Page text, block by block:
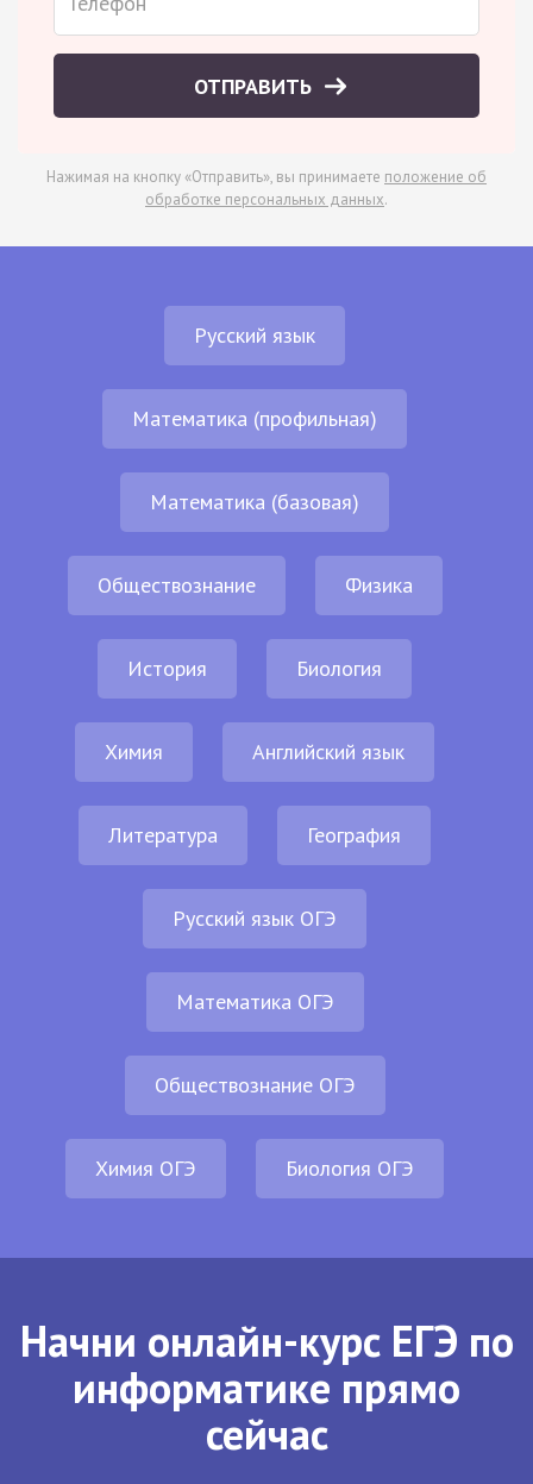
ОТПРАВИТЬ
Нажимая на кнопку «Отправить», вы принимаете положение об
обработке персональных данных.
Русский язык
Математика (профильная)
Математика (базовая)
Обществознание Физика
История Биология
Химия Английский язык
Литература География
Русский язык ОГЭ
Математика ОГЭ
Обществознание ОГЭ
Химия ОГЭ Биология ОГЭ
Начни онлайн-курс ЕГЭ по
информатике прямо
сейчас